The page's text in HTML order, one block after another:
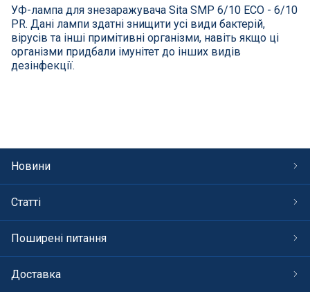
СПА басейни
Осушувачі повітря
Вогнища та каміни
Труби і фіттінги
УФ-лампа для знезаражувача Sita SMP 6/10 ECO - 6/10
PR. Дані лампи здатні знищити усі види бактерій,
вірусів та інші примітивні організми, навіть якщо ці
організми придбали імунітет до інших видів
дезінфекції.
Новини
Статті
Поширені питання
Доставка